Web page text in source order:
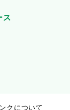
ス
クについて